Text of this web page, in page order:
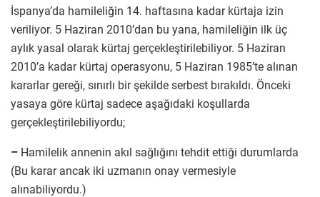
İspanya’da hamileliğin 14. haftasına kadar kürtaja izin
veriliyor. 5 Haziran 2010’dan bu yana, hamileliğin ilk üç
aylık yasal olarak kürtaj gerçekleştirilebiliyor. 5 Haziran
2010’a kadar kürtaj operasyonu, 5 Haziran 1985’te alınan
kararlar gereği, sınırlı bir şekilde serbest bırakıldı. Önceki
yasaya göre kürtaj sadece aşağıdaki koşullarda
gerçekleştirilebiliyordu;
– Hamilelik annenin akıl sağlığını tehdit ettiği durumlarda
(Bu karar ancak iki uzmanın onay vermesiyle
alınabiliyordu.)